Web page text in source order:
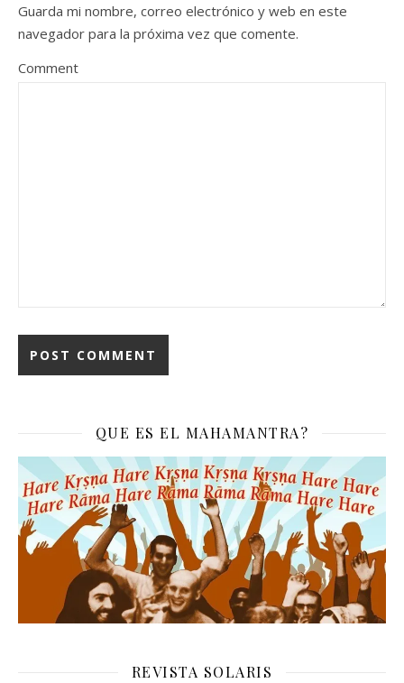
Guarda mi nombre, correo electrónico y web en este
navegador para la próxima vez que comente.
Comment
QUE ES EL MAHAMANTRA?
REVISTA SOLARIS